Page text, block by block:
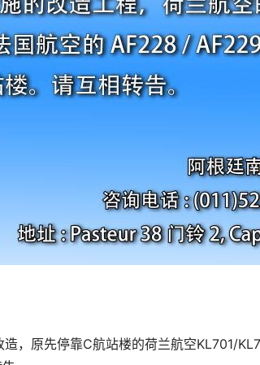
，原先停靠C航站楼的荷兰航空KL701/